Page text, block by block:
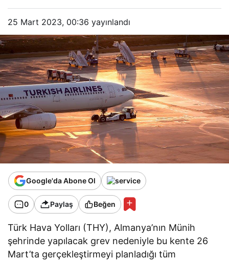
25 Mart 2023, 00:36 yayınlandı
Google'da Abone Ol
0 Paylaş Beğen
Türk Hava Yolları (THY), Almanya’nın Münih
şehrinde yapılacak grev nedeniyle bu kente 26
Mart’ta gerçekleştirmeyi planladığı tüm